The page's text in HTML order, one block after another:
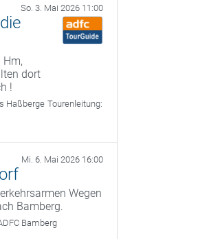
So. 3. Mai 2026 11:00
dort
!
Haßberge Tourenleitung:
Mi. 6. Mai 2026 16:00
Wegen
Bamberg.
Bamberg